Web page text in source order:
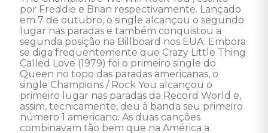
por Freddie e Brian respectivamente. Lançado
em 7 de outubro, o single alcançou o segundo
lugar nas paradas e também conquistou a
segunda posição na Billboard nos EUA. Embora
se diga frequentemente que Crazy Little Thing
Called Love (1979) foi o primeiro single do
Queen no topo das paradas americanas, o
single Champions / Rock You alcançou o
primeiro lugar nas paradas da Record World e,
assim, tecnicamente, deu à banda seu primeiro
número 1 americano. As duas canções
combinavam tão bem que na América a